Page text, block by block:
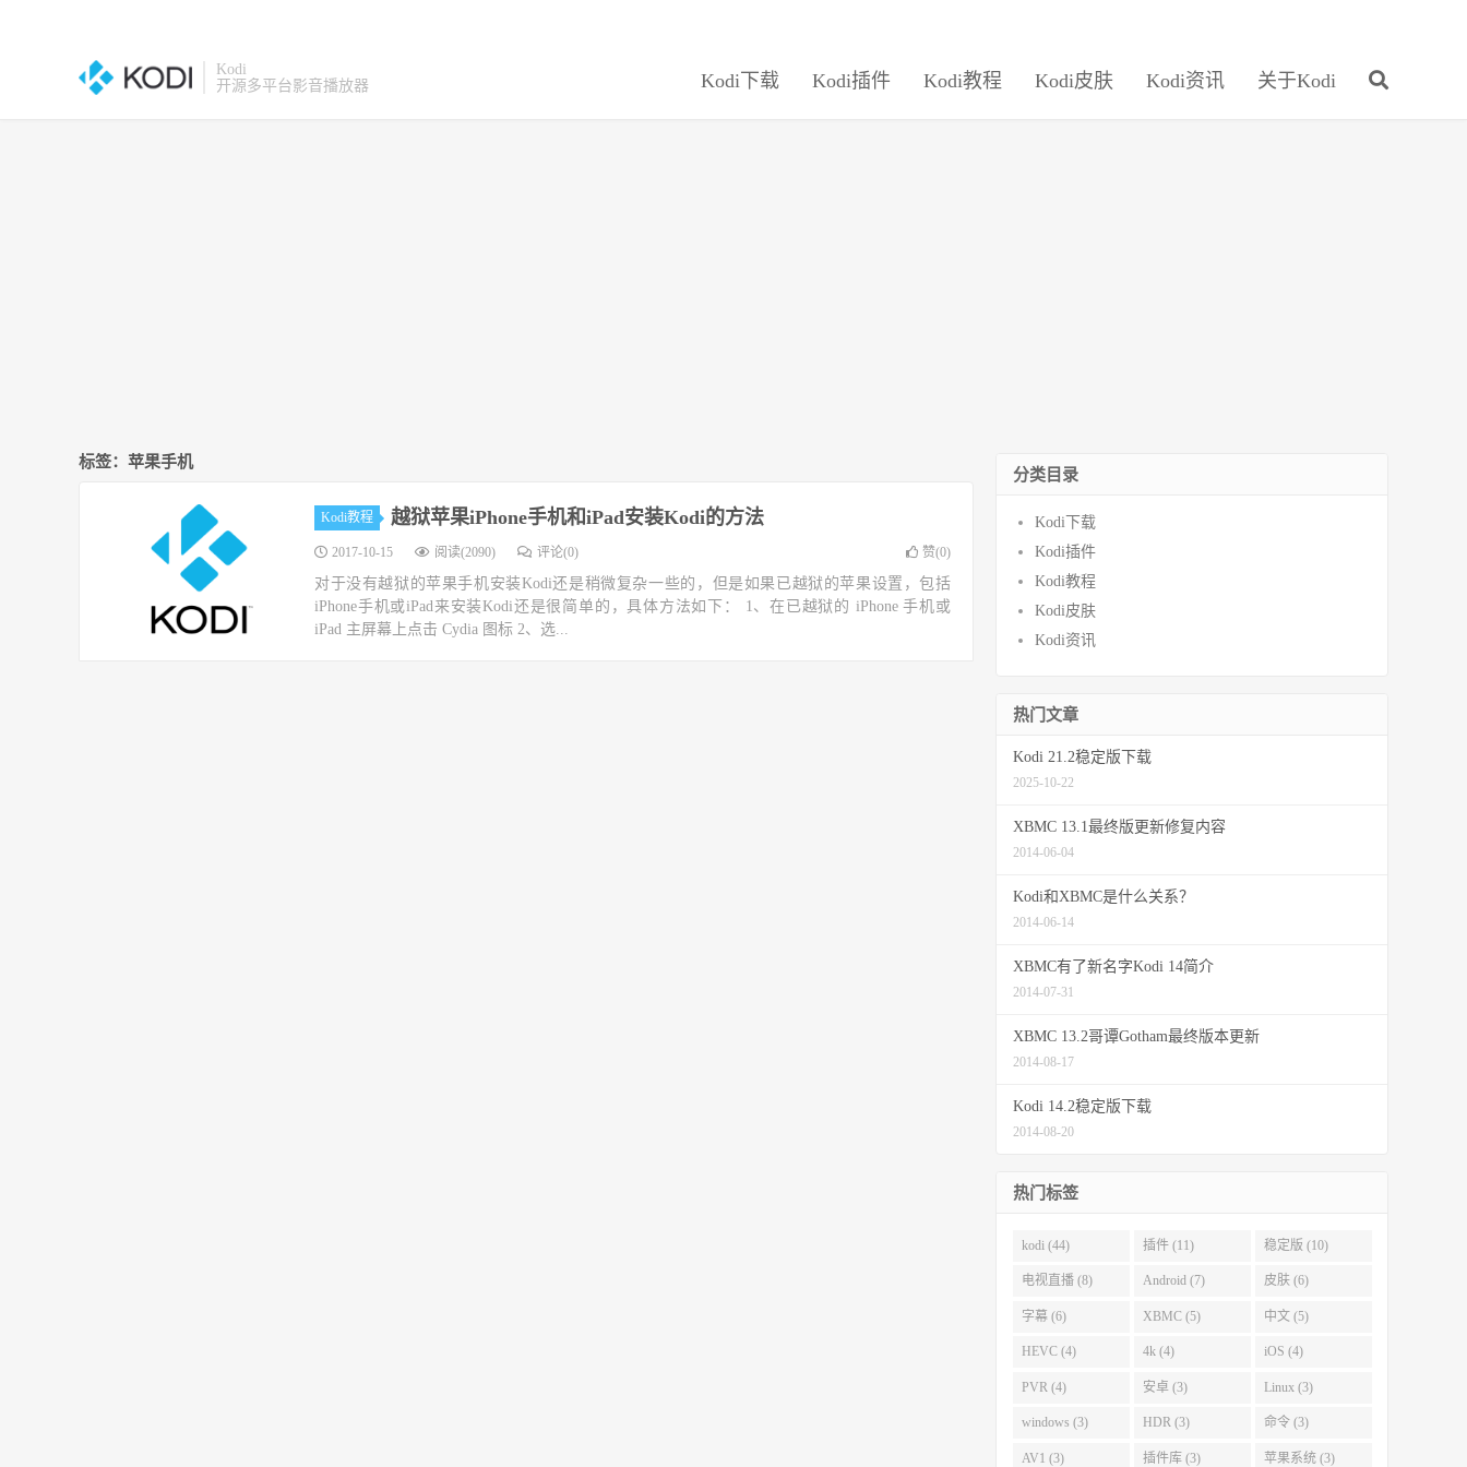
Kodi
开源多平台影音播放器
Kodi下载 Kodi插件 Kodi教程 Kodi皮肤 Kodi资讯 关于Kodi
标签：苹果手机
Kodi教程 越狱苹果iPhone手机和iPad安装Kodi的方法
2017-10-15 阅读(2090) 评论(0) 赞(0)
对于没有越狱的苹果手机安装Kodi还是稍微复杂一些的，但是如果已越狱的苹果设置，包括
iPhone手机或iPad来安装Kodi还是很简单的，具体方法如下： 1、在已越狱的 iPhone 手机或
iPad 主屏幕上点击 Cydia 图标 2、选...
分类目录
Kodi下载
Kodi插件
Kodi教程
Kodi皮肤
Kodi资讯
热门文章
Kodi 21.2稳定版下载
2025-10-22
XBMC 13.1最终版更新修复内容
2014-06-04
Kodi和XBMC是什么关系？
2014-06-14
XBMC有了新名字Kodi 14简介
2014-07-31
XBMC 13.2哥谭Gotham最终版本更新
2014-08-17
Kodi 14.2稳定版下载
2014-08-20
热门标签
kodi (44) 插件 (11) 稳定版 (10)
电视直播 (8) Android (7) 皮肤 (6)
字幕 (6) XBMC (5) 中文 (5)
HEVC (4) 4k (4) iOS (4)
PVR (4) 安卓 (3) Linux (3)
windows (3) HDR (3) 命令 (3)
AV1 (3) 插件库 (3) 苹果系统 (3)